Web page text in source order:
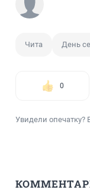
Чита День
0
Увидели опечатку?